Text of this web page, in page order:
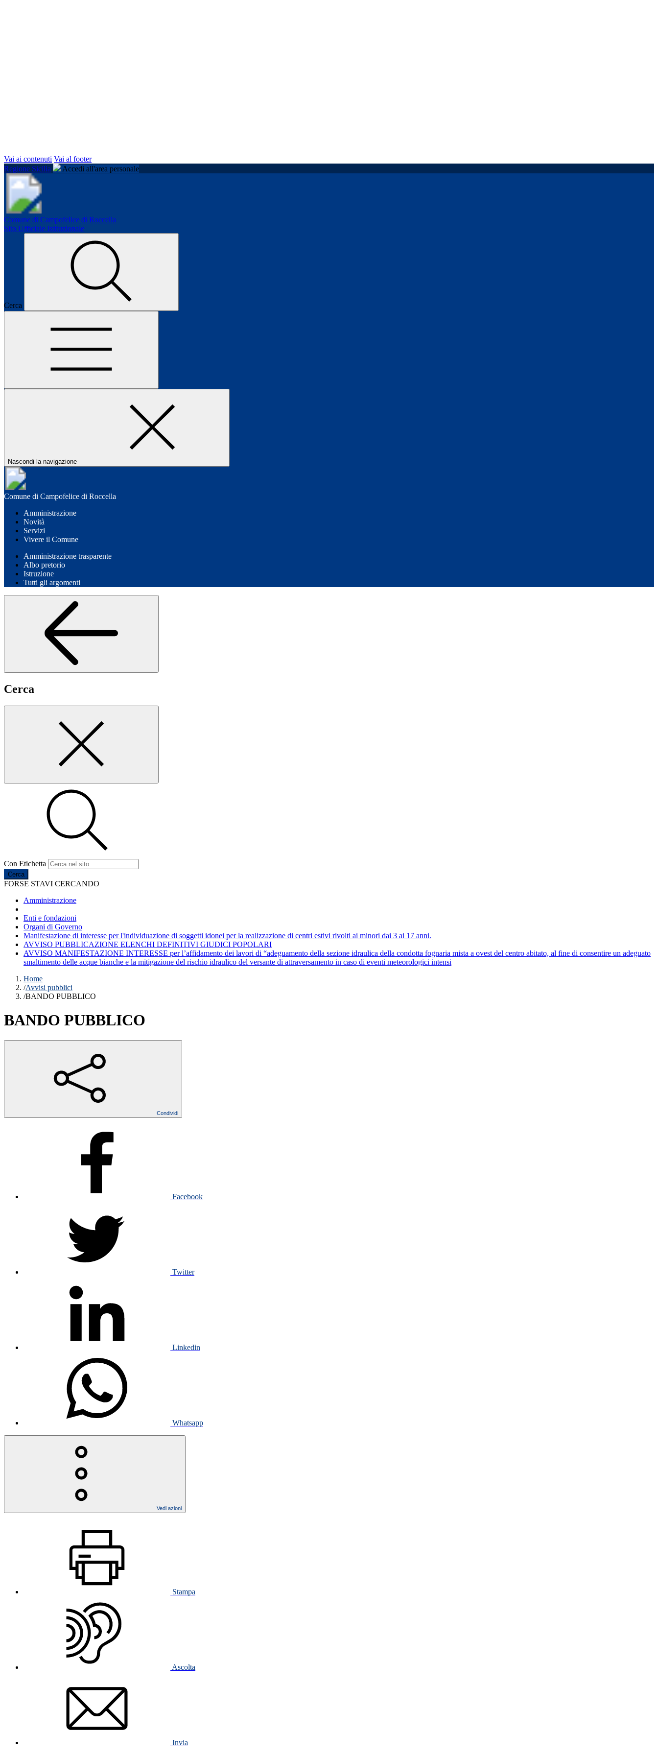
Vai ai contenuti Vai al footer
Regione Sicilia
Accedi all'area personale
Comune di Campofelice di Roccella
Sito Ufficiale Istituzionale
Cerca
Nascondi la navigazione
Comune di Campofelice di Roccella
Amministrazione
Novità
Servizi
Vivere il Comune
Amministrazione trasparente
Albo pretorio
Istruzione
Tutti gli argomenti
Cerca
Con Etichetta
Cerca
FORSE STAVI CERCANDO
Amministrazione
Enti e fondazioni
Organi di Governo
Manifestazione di interesse per l'individuazione di soggetti idonei per la realizzazione di centri estivi rivolti ai minori dai 3 ai 17 anni.
AVVISO PUBBLICAZIONE ELENCHI DEFINITIVI GIUDICI POPOLARI
AVVISO MANIFESTAZIONE INTERESSE per l’affidamento dei lavori di “adeguamento della sezione idraulica della condotta fognaria mista a ovest del centro abitato, al fine di consentire un adeguato
smaltimento delle acque bianche e la mitigazione del rischio idraulico del versante di attraversamento in caso di eventi meteorologici intensi
Home
/Avvisi pubblici
/BANDO PUBBLICO
BANDO PUBBLICO
Condividi
Facebook
Twitter
Linkedin
Whatsapp
Vedi azioni
Stampa
Ascolta
Invia